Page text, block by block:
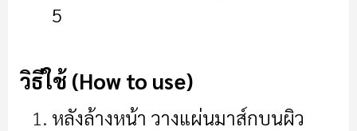
5
วิธีใช้ (How to use)
หลังล้างหน้า วางแผ่นมาส์กบนผิว